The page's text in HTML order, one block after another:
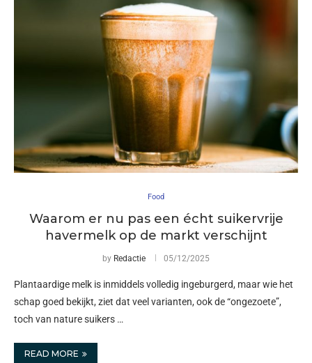
Food
Waarom er nu pas een écht suikervrije
havermelk op de markt verschijnt
by Redactie 05/12/2025
Plantaardige melk is inmiddels volledig ingeburgerd, maar wie het
schap goed bekijkt, ziet dat veel varianten, ook de “ongezoete”,
toch van nature suikers …
READ MORE